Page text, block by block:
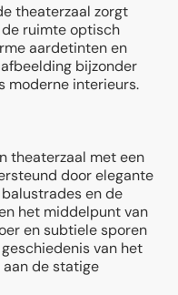
theaterzaal zorgt
ruimte optisch
aardetinten en
bijzonder
moderne interieurs.
theaterzaal met een
door elegante
en de
het middelpunt van
en subtiele sporen
van het
de statige